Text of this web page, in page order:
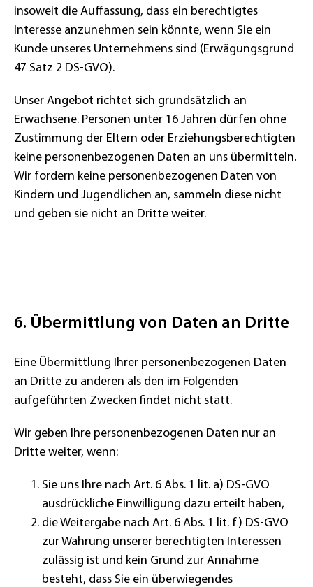
insoweit die Auffassung, dass ein berechtigtes
Interesse anzunehmen sein könnte, wenn Sie ein
Kunde unseres Unternehmens sind (Erwägungsgrund
47 Satz 2 DS-GVO).
Unser Angebot richtet sich grundsätzlich an
Erwachsene. Personen unter 16 Jahren dürfen ohne
Zustimmung der Eltern oder Erziehungsberechtigten
keine personenbezogenen Daten an uns übermitteln.
Wir fordern keine personenbezogenen Daten von
Kindern und Jugendlichen an, sammeln diese nicht
und geben sie nicht an Dritte weiter.
6. Übermittlung von Daten an Dritte
Eine Übermittlung Ihrer personenbezogenen Daten
an Dritte zu anderen als den im Folgenden
aufgeführten Zwecken findet nicht statt.
Wir geben Ihre personenbezogenen Daten nur an
Dritte weiter, wenn:
Sie uns Ihre nach Art. 6 Abs. 1 lit. a) DS-GVO
ausdrückliche Einwilligung dazu erteilt haben,
die Weitergabe nach Art. 6 Abs. 1 lit. f) DS-GVO
zur Wahrung unserer berechtigten Interessen
zulässig ist und kein Grund zur Annahme
besteht, dass Sie ein überwiegendes